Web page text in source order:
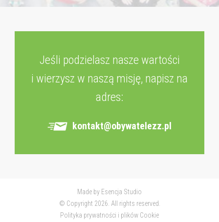
Jeśli podzielasz nasze wartości
i wierzysz w naszą misję, napisz na
adres:
kontakt@obywatelezz.pl
Made by Esencja Studio
© Copyright 2026. All rights reserved.
Polityka prywatności i plików Cookie